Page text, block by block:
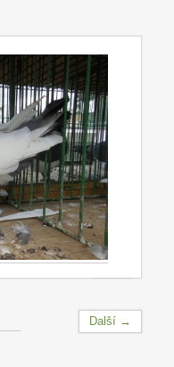
Další →